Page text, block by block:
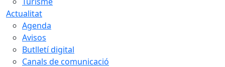
Actualitat
Agenda
Avisos
Butlletí digital
Canals de comunicació